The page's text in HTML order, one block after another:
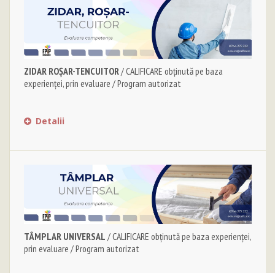
ZIDAR ROȘAR-TENCUITOR/ CALIFICARE obținută pe baza
experienței, prin evaluare / Program autorizat
Detalii
TÂMPLAR UNIVERSAL / CALIFICARE obținută pe baza experienței,
prin evaluare / Program autorizat